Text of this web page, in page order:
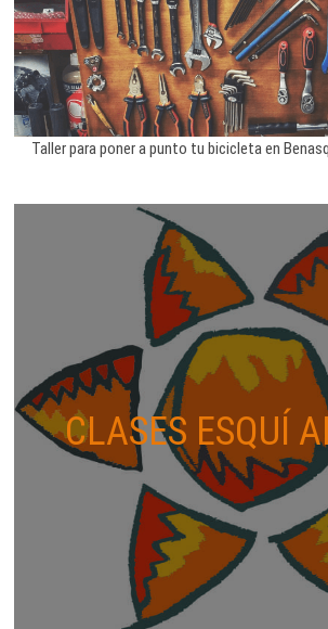
Taller para poner a punto tu bicicleta en
CLASES ESQUÍ